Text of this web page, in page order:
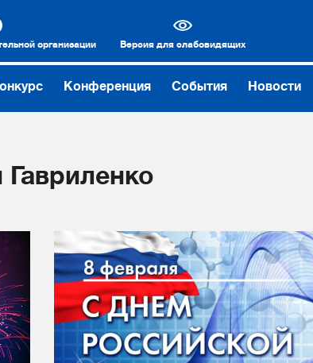
организации Версия для слабовидящих
Конференция События Новости